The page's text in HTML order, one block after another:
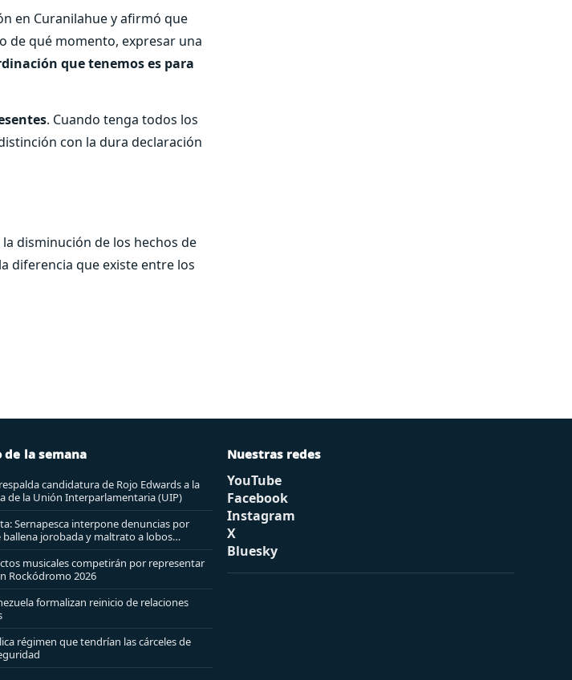
en Curanilahue y afirmó que
de qué momento, expresar una
que tenemos es para
. Cuando tenga todos los
con la dura declaración
disminución de los hechos de
diferencia que existe entre los
de la semana
candidatura de Rojo Edwards a la
de la Unión Interparlamentaria (UIP)
Sernapesca interpone denuncias por
ballena jorobada y maltrato a lobos
musicales competirán por representar
Rockódromo 2026
formalizan reinicio de relaciones
régimen que tendrían las cárceles de
Nuestras redes
YouTube
Facebook
Instagram
X
Bluesky